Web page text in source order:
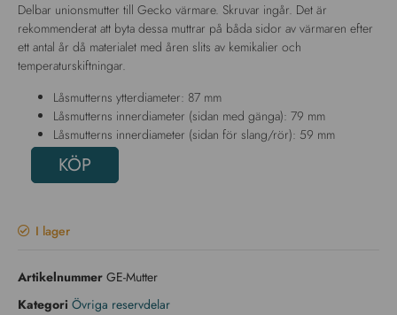
Delbar unionsmutter till Gecko värmare. Skruvar ingår. Det är
rekommenderat att byta dessa muttrar på båda sidor av värmaren efter
ett antal år då materialet med åren slits av kemikalier och
temperaturskiftningar.
Låsmutterns ytterdiameter: 87 mm
Låsmutterns innerdiameter (sidan med gänga): 79 mm
Låsmutterns innerdiameter (sidan för slang/rör): 59 mm
KÖP
I lager
Artikelnummer GE-Mutter
Kategori Övriga reservdelar